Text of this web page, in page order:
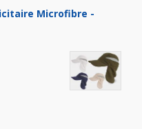
Microfibre -